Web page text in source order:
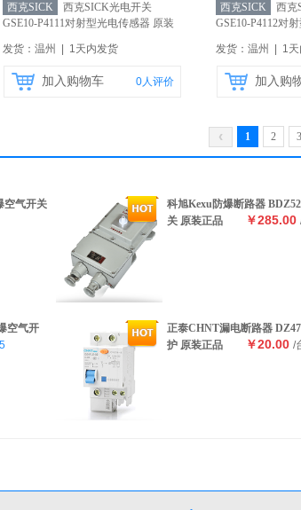
西克SICK
西克SICK光电开关
GSE10-P4111对射型光电传感器 原装
发货：温州 | 1天内发货
加入购物车 0人评价
西克SICK
西克
GSE10-P4112对
发货：温州 | 1天
加入购
‹ 1 2 3
空气开关
科旭Kexu防爆断路器
关 原装正品
￥285.00
空气开
5
正泰CHNT漏电断路器
护 原装正品
￥20.00 /